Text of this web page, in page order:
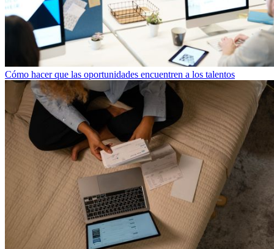
Cómo hacer que las oportunidades encuentren a los talentos